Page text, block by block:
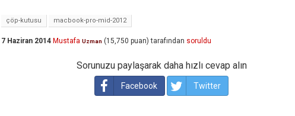
çöp-kutusu macbook-pro-mid-2012
7 Haziran 2014 Mustafa Uzman (15,750 puan) tarafından soruldu
Sorunuzu paylaşarak daha hızlı cevap alın
Facebook Twitter